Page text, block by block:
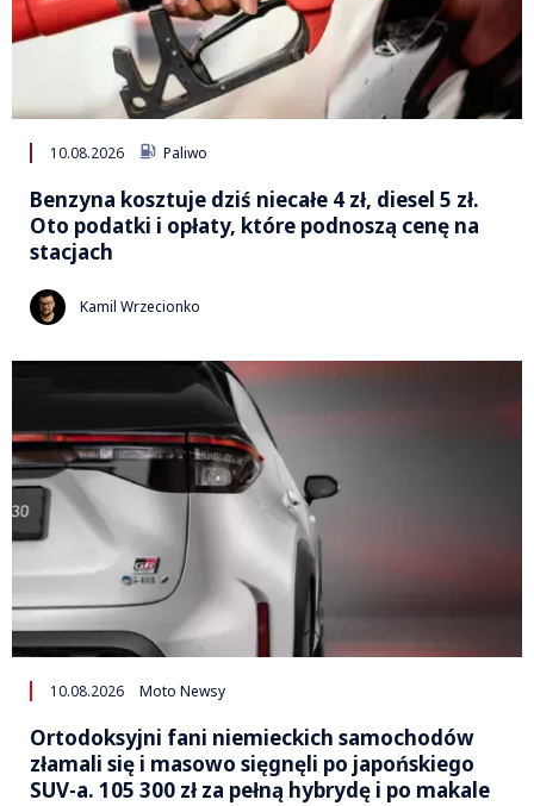
10.08.2026 Paliwo
Benzyna kosztuje dziś niecałe 4 zł, diesel 5 zł.
Oto podatki i opłaty, które podnoszą cenę na
stacjach
Kamil Wrzecionko
10.08.2026 Moto Newsy
Ortodoksyjni fani niemieckich samochodów
złamali się i masowo sięgnęli po japońskiego
SUV-a. 105 300 zł za pełną hybrydę i po makale